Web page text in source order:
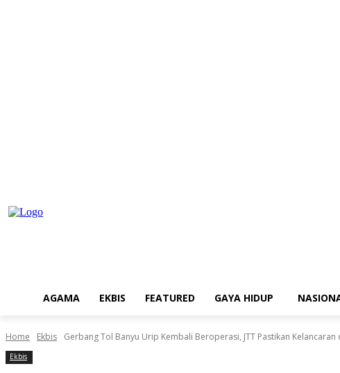
AGAMA EKBIS FEATURED GAYA HIDUP
Home Ekbis Gerbang Tol Banyu Urip Kembali Beroperasi, JTT Pastikan Kelancaran
Ekbis